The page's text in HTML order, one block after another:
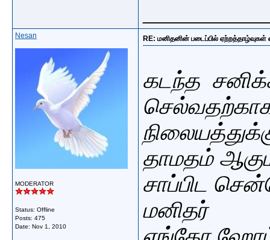
Nesan
MODERATOR
Status: Offline
Posts: 475
Date: Nov 1, 2010
RE: மனிதனின் படைப்பில் ஏற்றத்தாழ்வுகள்
கடந்த
தாமதம்
சாப்பிட
மனிதர்